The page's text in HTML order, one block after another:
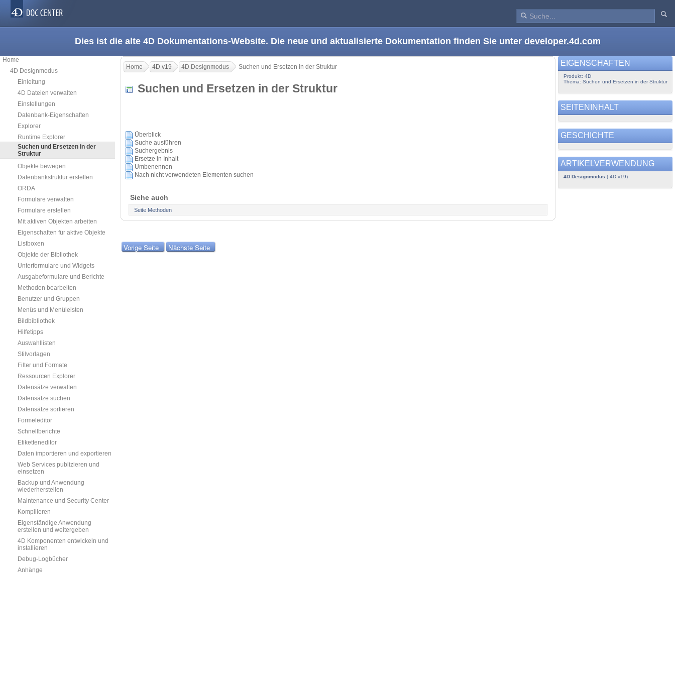
Dies ist die alte 4D Dokumentations-Website. Die neue und aktualisierte Dokumentation finden Sie unter developer.4d.com
Home
4D Designmodus
Einleitung
4D Dateien verwalten
Einstellungen
Datenbank-Eigenschaften
Explorer
Runtime Explorer
Suchen und Ersetzen in der
Struktur
Objekte bewegen
Datenbankstruktur erstellen
ORDA
Formulare verwalten
Formulare erstellen
Mit aktiven Objekten arbeiten
Eigenschaften für aktive Objekte
Listboxen
Objekte der Bibliothek
Unterformulare und Widgets
Ausgabeformulare und Berichte
Methoden bearbeiten
Benutzer und Gruppen
Menüs und Menüleisten
Bildbibliothek
Hilfetipps
Auswahllisten
Stilvorlagen
Filter und Formate
Ressourcen Explorer
Datensätze verwalten
Datensätze suchen
Datensätze sortieren
Formeleditor
Schnellberichte
Etiketteneditor
Daten importieren und exportieren
Web Services publizieren und
einsetzen
Backup und Anwendung
wiederherstellen
Maintenance und Security Center
Kompilieren
Eigenständige Anwendung
erstellen und weitergeben
4D Komponenten entwickeln und
installieren
Debug-Logbücher
Anhänge
Home 4D v19 4D Designmodus Suchen und Ersetzen in der Struktur
Suchen und Ersetzen in der Struktur
Überblick
Suche ausführen
Suchergebnis
Ersetze in Inhalt
Umbenennen
Nach nicht verwendeten Elementen suchen
Siehe auch
Seite Methoden
Vorige Seite Nächste Seite
EIGENSCHAFTEN
Produkt: 4D
Thema: Suchen und Ersetzen in der Struktur
SEITENINHALT
GESCHICHTE
ARTIKELVERWENDUNG
4D Designmodus ( 4D v19)